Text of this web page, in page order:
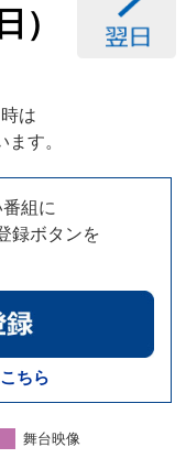
）
は
す。
組に
録ボタンを
ちら
舞台映像